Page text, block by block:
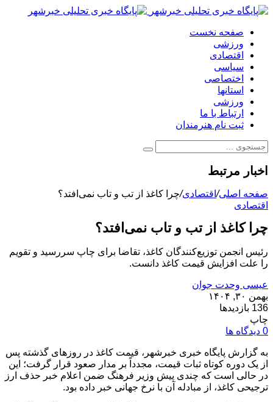
صفحه نخست
ورزشی
اقتصادی
سیاسی
اختصاصی
استانها
ورزشی
ارتباط با ما
ثبت نام هنرمندان
اخبار مرتبط
صفحه اصلی/اقتصادی/چرا کاغذ از تب و تاب نمی‌افتد؟
اقتصادی
چرا کاغذ از تب و تاب نمی‌افتد؟
رئیس انجمن توزیع‌کنندگان کاغذ، تقاضا برای چاپ سررسید و تقویم
را علت افزایش قیمت کاغذ دانست.
عیسی وحدت جوان
بهمن ۳۰, ۱۴۰۴
136 بازدیدها
چاپ
0 دیدگاه ها
به گزارش پایگاه خبری خبرشهر، قیمت کاغذ در روزهای گذشته پس
از یک دوره کوتاه ثبات قیمت، مجدداً بر مدار صعود قرار گرفت؛ این
در حالی است که چندی پیش وزیر فرهنگ ضمن اعلام خبر حذف ارز
ترجیحی کاغذ، از مبادله آن با نرخ جهانی خبر داده بود.